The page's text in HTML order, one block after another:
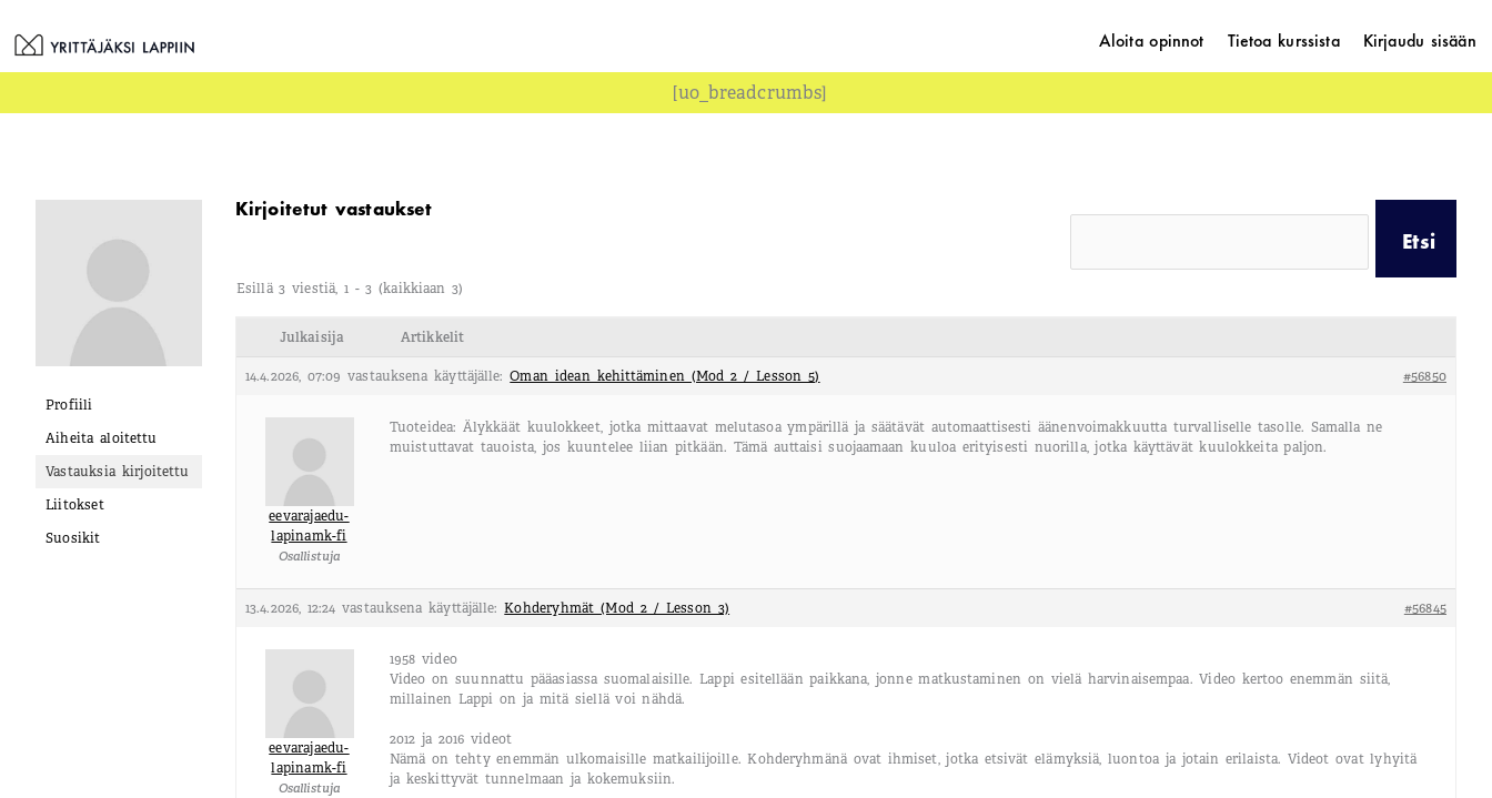
sisältöön
Aloita opinnot Tietoa kurssista Kirjaudu sisään
[uo_breadcrumbs]
Profiili
Aiheita aloitettu
Vastauksia kirjoitettu
Liitokset
Suosikit
Kirjoitetut vastaukset
Esillä 3 viestiä, 1 - 3 (kaikkiaan 3)
Julkaisija Artikkelit
14.4.2026, 07:09 vastauksena käyttäjälle:Oman idean kehittäminen (Mod 2 / Lesson 5) #56850
eevarajaedu-
lapinamk-fi
Osallistuja
Tuoteidea: Älykkäät kuulokkeet, jotka mittaavat melutasoa ympärillä ja säätävät automaattisesti äänenvoimakkuutta turvalliselle tasolle. Samalla ne
muistuttavat tauoista, jos kuuntelee liian pitkään. Tämä auttaisi suojaamaan kuuloa erityisesti nuorilla, jotka käyttävät kuulokkeita paljon.
13.4.2026, 12:24 vastauksena käyttäjälle:Kohderyhmät (Mod 2 / Lesson 3) #56845
eevarajaedu-
lapinamk-fi
Osallistuja
1958 video
Video on suunnattu pääasiassa suomalaisille. Lappi esitellään paikkana, jonne matkustaminen on vielä harvinaisempaa. Video kertoo enemmän siitä,
millainen Lappi on ja mitä siellä voi nähdä.
2012 ja 2016 videot
Nämä on tehty enemmän ulkomaisille matkailijoille. Kohderyhmänä ovat ihmiset, jotka etsivät elämyksiä, luontoa ja jotain erilaista. Videot ovat lyhyitä
ja keskittyvät tunnelmaan ja kokemuksiin.